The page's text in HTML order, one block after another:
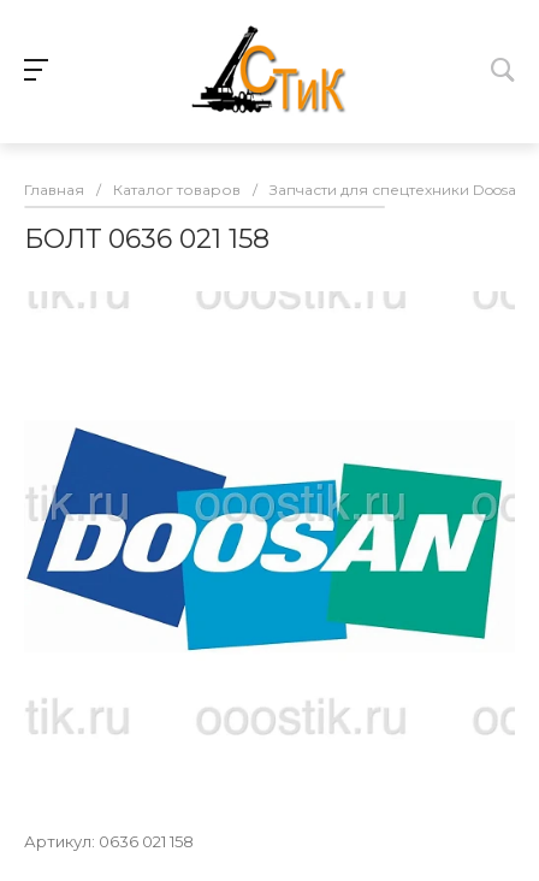
Главная / Каталог товаров / Запчасти для спецтехники Doosan
БОЛТ 0636 021 158
Артикул: 0636 021 158